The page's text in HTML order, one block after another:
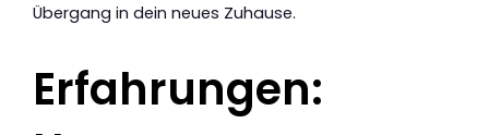
Übergang in dein neues Zuhause.
Erfahrungen: